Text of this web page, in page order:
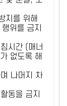
지를 위해
위를 금지
시간 (매너
없도록 해
나머지 차
동을 금지